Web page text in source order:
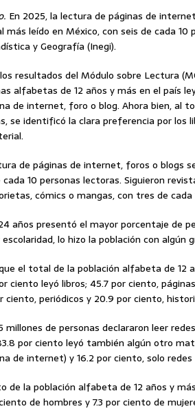
En 2025, la lectura de páginas de
más leído en México, con seis de cada
y Geografía (Inegi).
resultados del Módulo sobre Lectura
alfabetas de 12 años y más en el país
de internet, foro o blog. Ahora bien, al
se identificó la clara preferencia por los
de páginas de internet, foros o blogs
cada 10 personas lectoras. Siguieron
cómics o mangas, con tres de cada
años presentó el mayor porcentaje de
lo hizo la población con algún
el total de la población alfabeta de 12
ciento leyó libros; 45.7 por ciento,
ciento, periódicos y 20.9 por ciento,
millones de personas declararon leer
por ciento leyó también algún otro
de internet) y 16.2 por ciento, solo redes
de la población alfabeta de 12 años y
de hombres y 7.3 por ciento de